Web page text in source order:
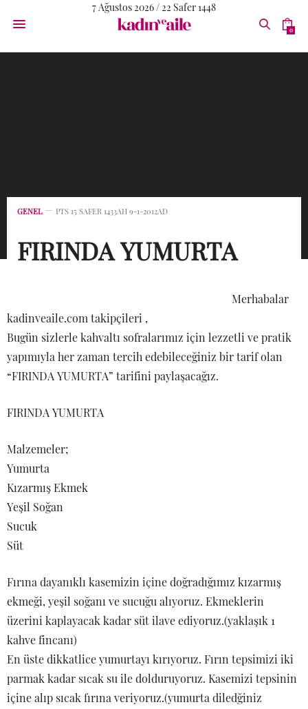
7 Ağustos 2026 / 22 Safer 1448
0
GENEL PTS 15 SAFER 1433AH 9-1-2012AD
FIRINDA YUMURTA
Merhabalar
kadinveaile.com takipçileri ,
Bugün sizlerle kahvaltı sofralarımız için lezzetli ve pratik
yapımıyla her zaman tercih edebileceğiniz bir tarif olan
“FIRINDA YUMURTA” tarifini paylaşacağız.
FIRINDA YUMURTA
Malzemeler;
Yumurta
Kızarmış Ekmek
Yeşil Soğan
Sucuk
Süt
Fırına dayanıklı kasemizin içine doğradığımız kızarmış
ekmeği, yeşil soğanı ve sucuğu alıyoruz. Ekmeklerin
üzerini kaplayacak kadar süt ilave ediyoruz.(yaklaşık 1
kahve fincanı)
En üste dikkatlice yumurtayı kırıyoruz. Fırın tepsimizi iki
parmak kadar sıcak su ile dolduruyoruz. Kasemizi tepsinin
içine alıp sıcak fırına veriyoruz.(yumurta diledğiniz